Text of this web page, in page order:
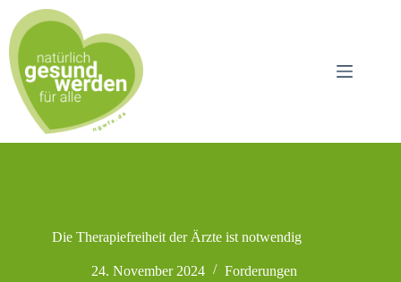
Inhalt
springen
Die Therapiefreiheit der Ärzte ist notwendig
24. November 2024 Forderungen